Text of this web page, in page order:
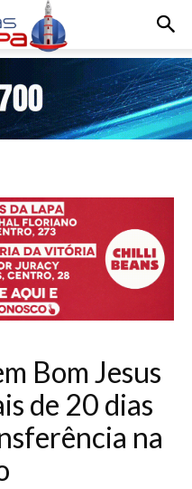
Bom Jesus
de 20 dias
na